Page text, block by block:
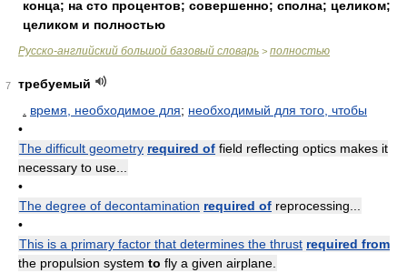
конца; на сто процентов; совершенно; сполна; целиком;
целиком и полностью
Русско-английский большой базовый словарь > полностью
7
требуемый
время, необходимое для; необходимый для того, чтобы
•
The difficult geometry required of field reflecting optics makes it
necessary to use...
•
The degree of decontamination required of reprocessing...
•
This is a primary factor that determines the thrust required from
the propulsion system to fly a given airplane.